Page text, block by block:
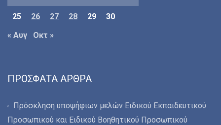
25 26 27 28 29
30
« Αυγ
Οκτ »
ΠΡΌΣΦΑΤΑ ΆΡΘΡΑ
Πρόσκληση υποψήφιων μελών Ειδικού Εκπαιδευτικού
Προσωπικού και Ειδικού Βοηθητικού Προσωπικού